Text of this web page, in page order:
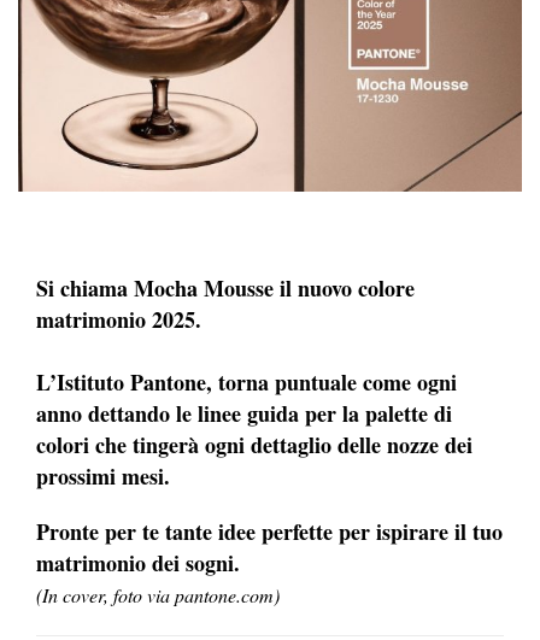
Si chiama Mocha Mousse il nuovo colore
matrimonio 2025.
L’Istituto Pantone, torna puntuale come ogni
anno dettando le linee guida per la palette di
colori che tingerà ogni dettaglio delle nozze dei
prossimi mesi.
Pronte per te tante idee perfette per ispirare il tuo
matrimonio dei sogni.
(In cover, foto via pantone.com)